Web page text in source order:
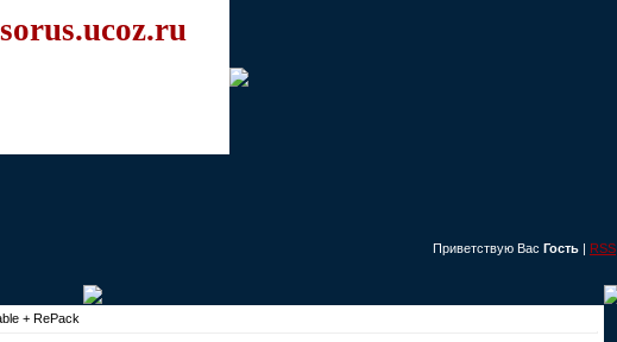
sorus.ucoz.ru
Приветствую Вас Гость | RSS
+ RePack